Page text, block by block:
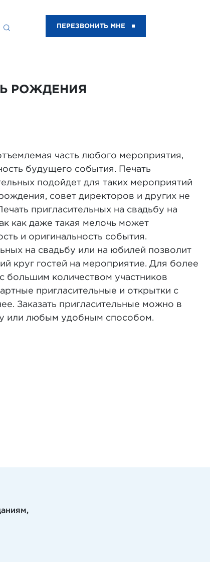
ПЕРЕЗВОНИТЬ МНЕ
РОЖДЕНИЯ
часть любого мероприятия,
будущего события. Печать
подойдет для таких мероприятий
совет директоров и других не
пригласительных на свадьбу на
как даже такая мелочь может
и оригинальность события.
на свадьбу или на юбилей позволит
круг гостей на мероприятие. Для более
большим количеством участников
пригласительные и открытки с
Заказать пригласительные можно в
или любым удобным способом.